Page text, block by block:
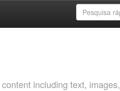
including text, images,